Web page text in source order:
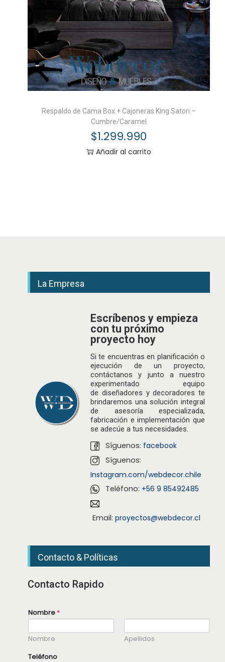
Respaldo de Cama Box + Cajoneras King Satori –
Cumbre/Caramel
$1.299.990
Añadir al carrito
La Empresa
Escríbenos y empieza
con tu próximo
proyecto hoy
Si te encuentras en planificación o
ejecución de un proyecto,
contáctanos y junto a nuestro
experimentado equipo
de diseñadores y decoradores te
brindaremos una solución integral
de asesoría especializada,
fabricación e implementación que
se adecúe a tus necesidades.
Síguenos: facebook
Síguenos:
Instagram.com/webdecor.chile
Teléfono: +56 9 85492485
Email: proyectos@webdecor.cl
Contacto & Políticas
Contacto Rapido
Nombre *
Nombre
Apellidos
Teléfono